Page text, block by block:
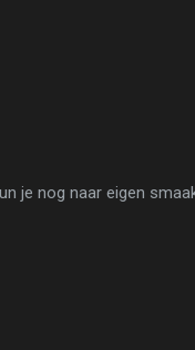
je nog naar eigen